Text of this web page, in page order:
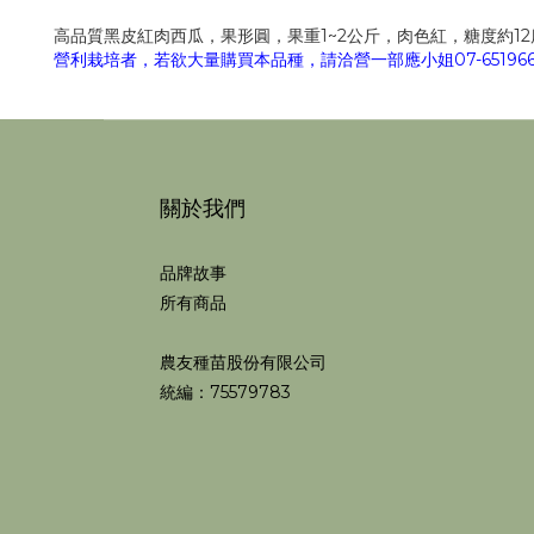
高品質黑皮紅肉西瓜，果形圓，果重1~2公斤，肉色紅，糖度約
營利栽培者，若欲大量購買本品種，請洽營一部應小姐07-
關於我們
品牌故事
所有商品
農友種苗股份有限公司
統編：75579783